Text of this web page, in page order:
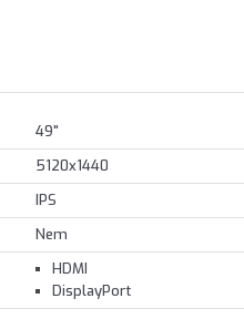
49"
5120x1440
IPS
Nem
HDMI
DisplayPort